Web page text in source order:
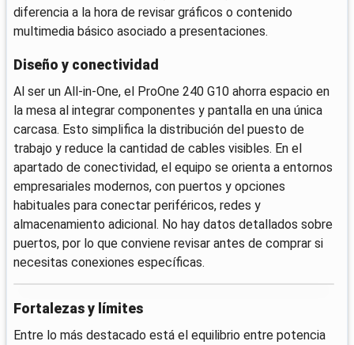
diferencia a la hora de revisar gráficos o contenido
multimedia básico asociado a presentaciones.
Diseño y conectividad
Al ser un All-in-One, el ProOne 240 G10 ahorra espacio en
la mesa al integrar componentes y pantalla en una única
carcasa. Esto simplifica la distribución del puesto de
trabajo y reduce la cantidad de cables visibles. En el
apartado de conectividad, el equipo se orienta a entornos
empresariales modernos, con puertos y opciones
habituales para conectar periféricos, redes y
almacenamiento adicional. No hay datos detallados sobre
puertos, por lo que conviene revisar antes de comprar si
necesitas conexiones específicas.
Fortalezas y límites
Entre lo más destacado está el equilibrio entre potencia